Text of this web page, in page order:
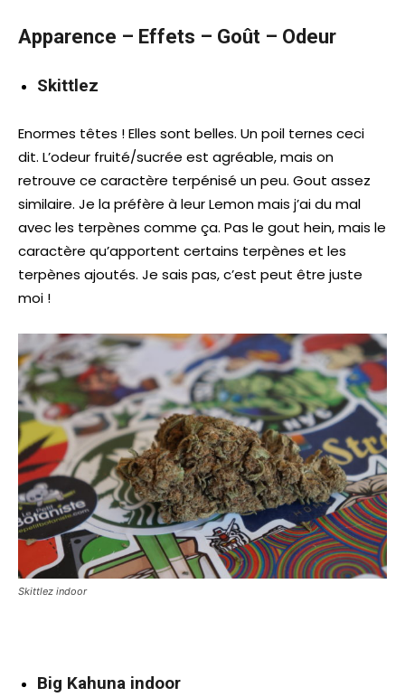
Apparence – Effets – Goût – Odeur
Skittlez
Enormes têtes ! Elles sont belles. Un poil ternes ceci
dit. L’odeur fruité/sucrée est agréable, mais on
retrouve ce caractère terpénisé un peu. Gout assez
similaire. Je la préfère à leur Lemon mais j’ai du mal
avec les terpènes comme ça. Pas le gout hein, mais le
caractère qu’apportent certains terpènes et les
terpènes ajoutés. Je sais pas, c’est peut être juste
moi !
Skittlez indoor
Big Kahuna indoor